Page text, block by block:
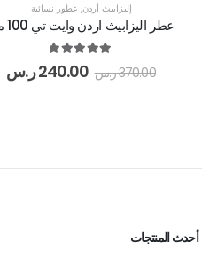
إليزابيث أردن, عطور نسائية
عطر اليزابيث اردن وايت تي 100 مل
370.00ر.س 240.00ر.س
أحدث المنتجات